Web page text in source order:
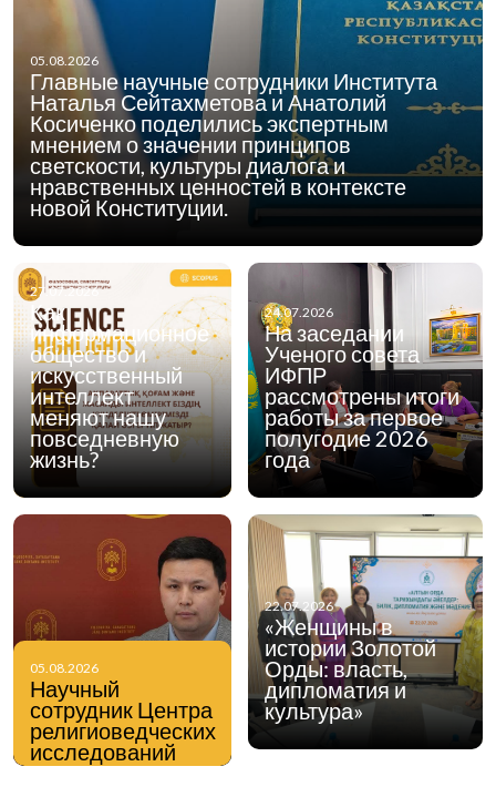
05.08.2026
Главные научные сотрудники Института
Наталья Сейтахметова и Анатолий
Косиченко поделились экспертным
мнением о значении принципов
светскости, культуры диалога и
нравственных ценностей в контексте
новой Конституции.
05.08.2026
Научный
сотрудник Центра
религиоведческих
исследований
Института
27.07.2026
Как
информационное
общество и
искусственный
интеллект
меняют нашу
повседневную
жизнь?
24.07.2026
На заседании
Ученого совета
ИФПР
рассмотрены итоги
работы за первое
полугодие 2026
года
22.07.2026
«Женщины в
истории Золотой
Орды: власть,
дипломатия и
культура»